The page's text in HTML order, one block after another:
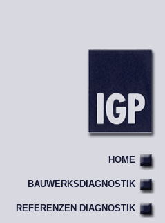
HOME
BAUWERKSDIAGNOSTIK
REFERENZEN DIAGNOSTIK